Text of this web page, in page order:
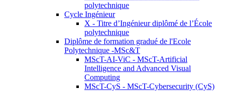
polytechnique
Cycle Ingénieur
X - Titre d’Ingénieur diplômé de l’École
polytechnique
Diplôme de formation gradué de l'Ecole
Polytechnique -MSc&T
MScT-AI-ViC - MScT-Artificial
Intelligence and Advanced Visual
Computing
MScT-CyS - MScT-Cybersecurity (CyS)